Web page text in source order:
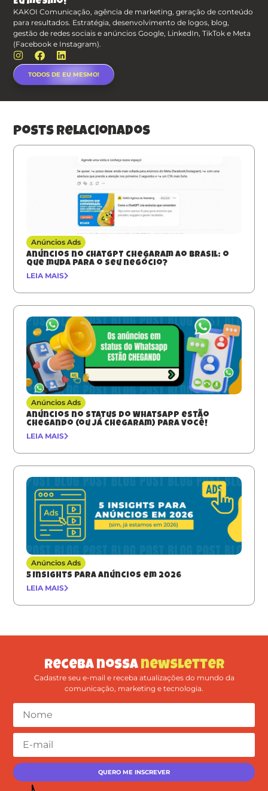
KAKOI Comunicação, agência de marketing, geração de conteúdo
para resultados. Estratégia, desenvolvimento de logos, blog,
gestão de redes sociais e anúncios Google, LinkedIn, TikTok e Meta
(Facebook e Instagram).
TODOS DE EU MESMO!
posts relacionados
Anúncios Ads
Anúncios no ChatGPT chegaram ao Brasil: o
que muda para o seu negócio?
LEIA MAIS
Anúncios Ads
Anúncios no Status do WhatsApp estão
chegando (ou já chegaram) para você!
LEIA MAIS
Anúncios Ads
5 Insights para anúncios em 2026
LEIA MAIS
Receba nossa newsletter
Cadastre seu e-mail e receba atualizações do mundo da
comunicação, marketing e tecnologia.